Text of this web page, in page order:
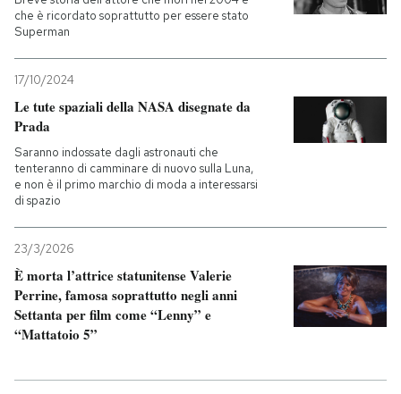
che è ricordato soprattutto per essere stato
Superman
17/10/2024
Le tute spaziali della NASA disegnate da
Prada
Saranno indossate dagli astronauti che
tenteranno di camminare di nuovo sulla Luna,
e non è il primo marchio di moda a interessarsi
di spazio
23/3/2026
È morta l’attrice statunitense Valerie
Perrine, famosa soprattutto negli anni
Settanta per film come “Lenny” e
“Mattatoio 5”